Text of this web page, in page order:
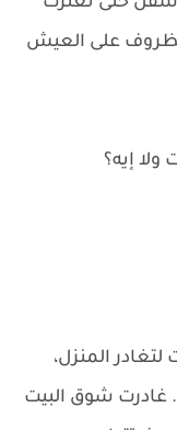
على العيش
إيه؟
المنزل،
غادرت شوق البيت